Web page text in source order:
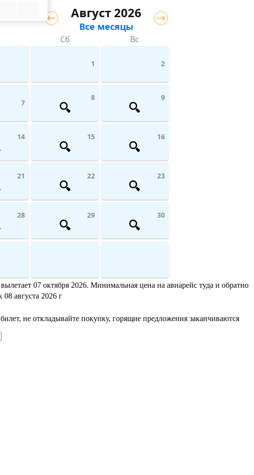
Август 2026
Все месяцы
Сб Вс
1 2
7
8 9
14 15 16
21 22 23
28 29 30
07 октября 2026. Минимальная цена на авиарейс туда и обратно
августа 2026 г
не откладывайте покупку, горящие предложения заканчиваются